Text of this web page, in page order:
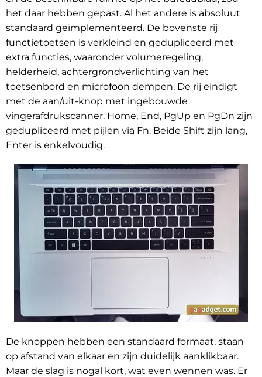
het daar hebben gepast. Al het andere is absoluut
standaard geïmplementeerd. De bovenste rij
functietoetsen is verkleind en gedupliceerd met
extra functies, waaronder volumeregeling,
helderheid, achtergrondverlichting van het
toetsenbord en microfoon dempen. De rij eindigt
met de aan/uit-knop met ingebouwde
vingerafdrukscanner. Home, End, PgUp en PgDn zijn
gedupliceerd met pijlen via Fn. Beide Shift zijn lang,
Enter is enkelvoudig.
De knoppen hebben een standaard formaat, staan
op afstand van elkaar en zijn duidelijk aanklikbaar.
Maar de slag is nogal kort, wat even wennen was. Er